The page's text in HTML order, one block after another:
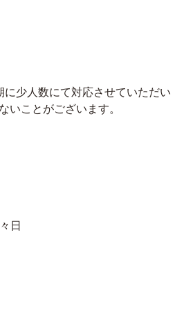
少人数にて対応させていただい
ことがございます。
日